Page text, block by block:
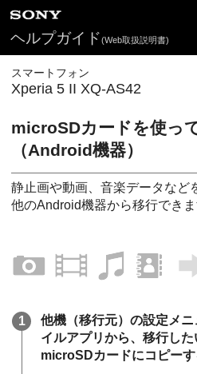
ヘルプガイド(Web取扱説明書)
スマートフォン
Xperia 5 II XQ-AS42
microSDカードを使っ
（Android機器）
静止画や動画、音楽データなど
他のAndroid機器から移行できま
他機（移行元）の設定メ
イルアプリから、移行した
microSDカードにコピーす